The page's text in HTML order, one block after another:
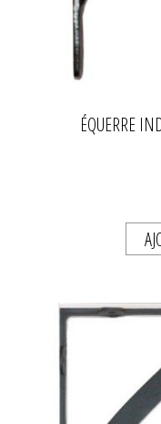
ÉQUERRE